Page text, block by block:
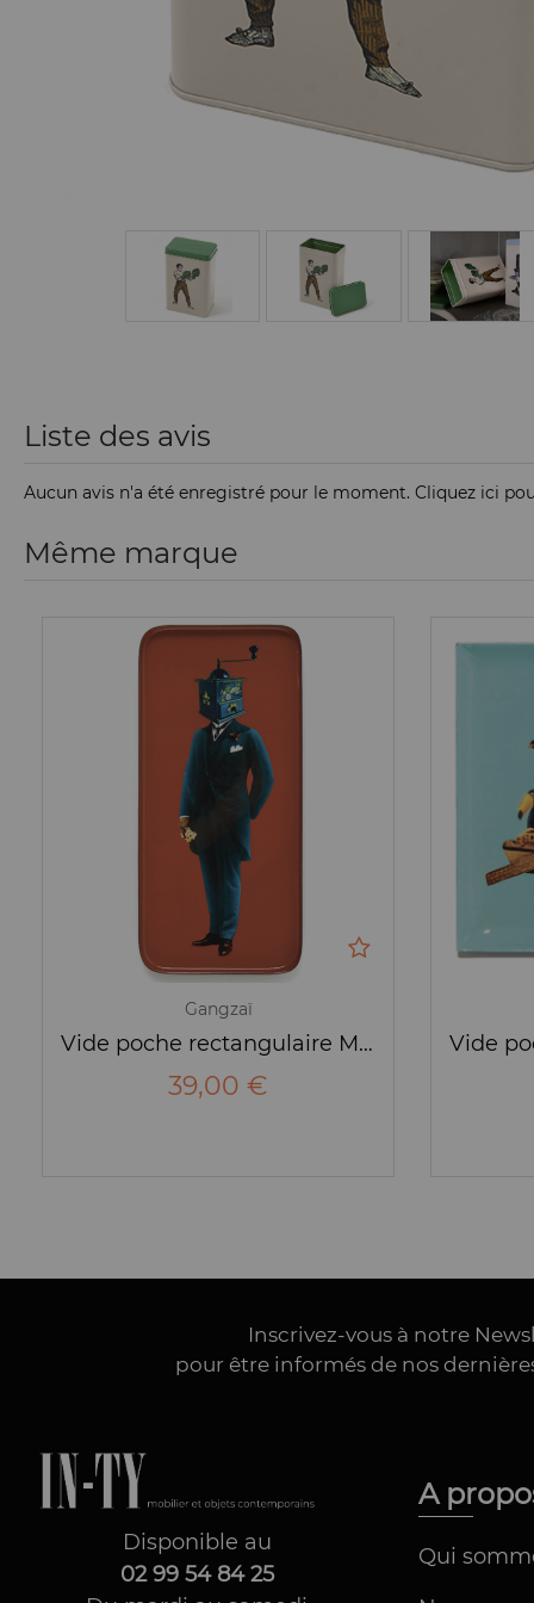
Liste des avis
Aucun avis n'a été enregistré pour le moment. Cliquez ici
Même marque
Gangzaï
Vide poche rectangulaire Moulinos - Gangzai
39,00 €
Inscrivez-vous à notre
pour être informés de nos
Disponible au
02 99 54 84 25
A
Qui